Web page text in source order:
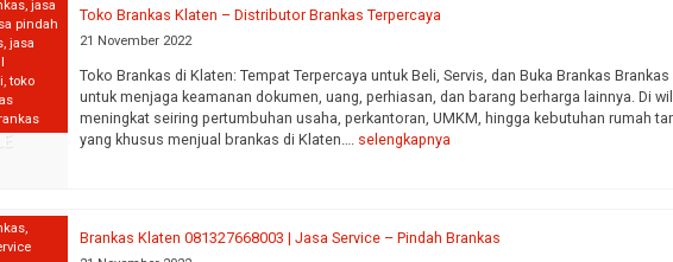
,jasa
pindah
,jasa
,toko
Toko Brankas Klaten – Distributor Brankas Terpercaya
21 November 2022
Toko Brankas di Klaten: Tempat Terpercaya untuk Beli, Servis, dan Buka Brankas
untuk menjaga keamanan dokumen, uang, perhiasan, dan barang berharga lainnya. Di
meningkat seiring pertumbuhan usaha, perkantoran, UMKM, hingga kebutuhan rumah
yang khusus menjual brankas di Klaten…. selengkapnya
,
Brankas Klaten 081327668003 | Jasa Service – Pindah Brankas